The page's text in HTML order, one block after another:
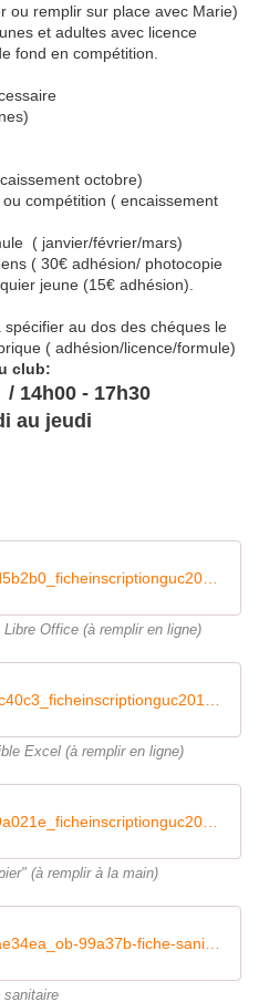
ou remplir sur place avec Marie)
et adultes avec licence
fond en compétition.
octobre)
compétition ( encaissement
( janvier/février/mars)
( 30€ adhésion/ photocopie
jeune (15€ adhésion).
spécifier au dos des chéques le
( adhésion/licence/formule)
club:
14h00 - 17h30
au jeudi
Office (à remplir en ligne)
Excel (à remplir en ligne)
(à remplir à la main)
sanitaire